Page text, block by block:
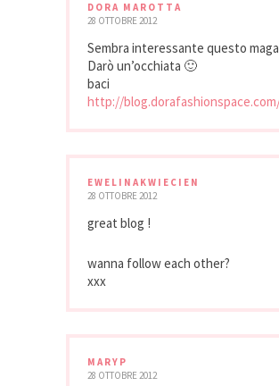
DORA MAROTTA
28 OTTOBRE 2012
Sembra interessante questo
Darò un’occhiata 🙂
baci
http://
EWELINAKWIECIEN
28 OTTOBRE 2012
great blog !
wanna follow each other?
xxx
MARYP
28 OTTOBRE 2012